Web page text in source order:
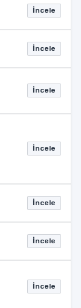
İncele
İncele
İncele
İncele
İncele
İncele
İncele